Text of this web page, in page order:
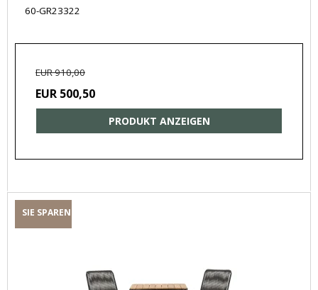
60-GR23322
EUR 910,00
EUR 500,50
PRODUKT ANZEIGEN
SIE SPAREN